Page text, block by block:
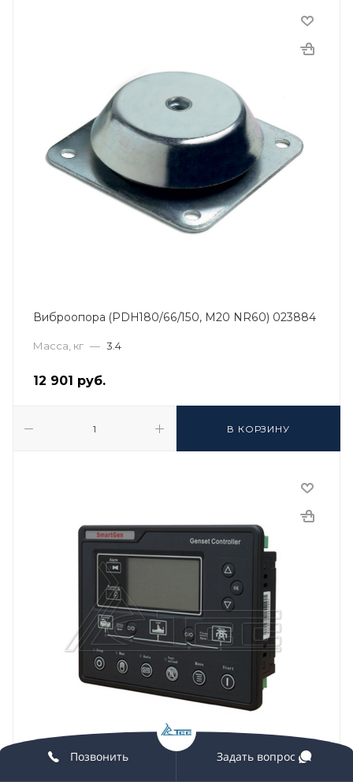
Виброопора (PDH180/66/150, M20 NR60) 023884
Масса, кг — 3.4
12 901 руб.
В КОРЗИНУ
Позвонить Задать вопрос